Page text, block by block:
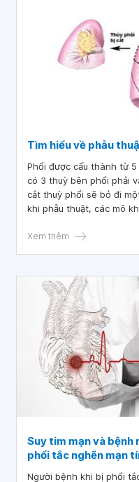
Tìm hiểu về phẫu
Phổi được cấu thành từ
có 3 thuỳ bên phổi phải
cắt thuỳ phổi sẽ bỏ đi
khi phẫu thuật, các mô
Xem thêm
Suy tim mạn và bệnh
phổi tắc nghẽn mạn
Người bệnh khi bị phổi